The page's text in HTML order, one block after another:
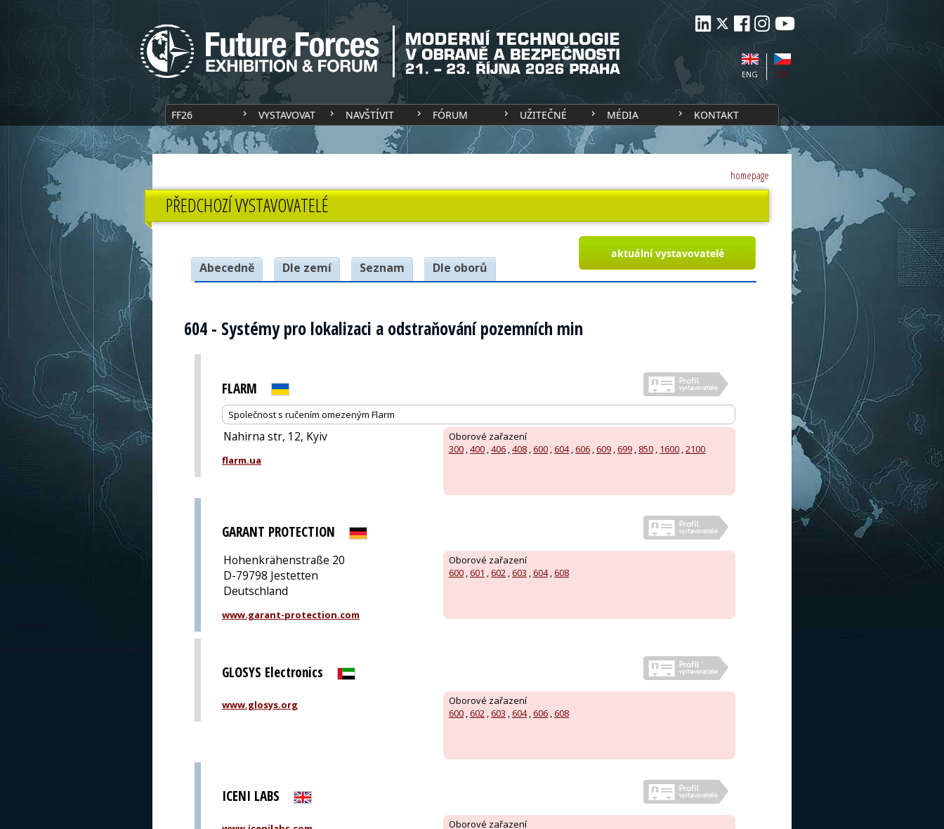
CZE
ENG
FF26 VYSTAVOVAT NAVŠTÍVIT FÓRUM UŽITEČNÉ MÉDIA KONTAKT
homepage
PŘEDCHOZÍ VYSTAVOVATELÉ
aktuální vystavovatelé
Abecedně Dle zemí Seznam Dle oborů
604 - Systémy pro lokalizaci a odstraňování pozemních min
FLARM
Společnost s ručením omezeným Flarm
Oborové zařazení
300 ,400 ,406 ,408 , 600 , 604, 606 , 609 , 699 , 850 , 1600 ,2100
Nahirna str, 12, Kyiv
flarm.ua
GARANT PROTECTION
Oborové zařazení
600 , 601 , 602 , 603 , 604, 608
Hohenkrähenstraße 20
D-79798 Jestetten
Deutschland
www.garant-protection.com
GLOSYS Electronics
Oborové zařazení
600 , 602 , 603 , 604, 606 , 608
www.glosys.org
ICENI LABS
Oborové zařazení